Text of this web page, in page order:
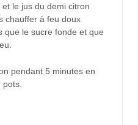
le jus du demi citron
chauffer à feu doux
que le sucre fonde et que
pendant 5 minutes en